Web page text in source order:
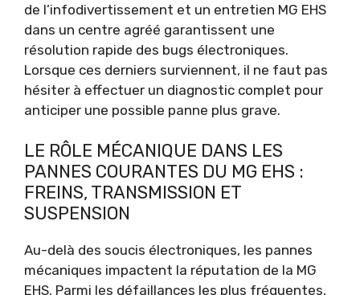
de l’infodivertissement et un entretien MG EHS
dans un centre agréé garantissent une
résolution rapide des bugs électroniques.
Lorsque ces derniers surviennent, il ne faut pas
hésiter à effectuer un diagnostic complet pour
anticiper une possible panne plus grave.
LE RÔLE MÉCANIQUE DANS LES
PANNES COURANTES DU MG EHS :
FREINS, TRANSMISSION ET
SUSPENSION
Au-delà des soucis électroniques, les pannes
mécaniques impactent la réputation de la MG
EHS. Parmi les défaillances les plus fréquentes,